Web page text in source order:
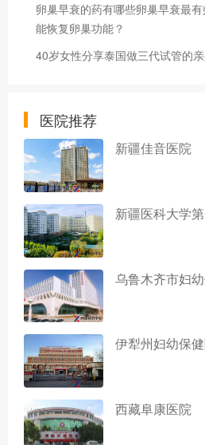
卵巢早衰的药有哪些卵巢早衰最
能恢复卵巢功能？
40岁女性分享泰国做三代试管的
医院推荐
新疆佳音医院
新疆医科大学
乌鲁木齐市妇
伊犁州妇幼保
西藏阜康医院